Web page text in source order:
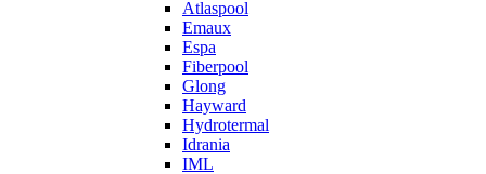
Atlaspool
Emaux
Espa
Fiberpool
Glong
Hayward
Hydrotermal
Idrania
IML